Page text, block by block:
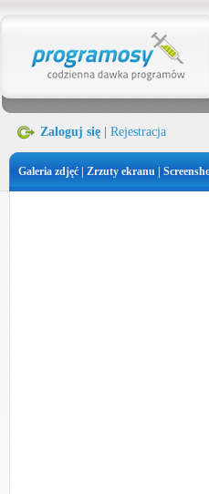
Zaloguj się Rejestracja
Galeria zdjęć | Zrzuty ekranu |